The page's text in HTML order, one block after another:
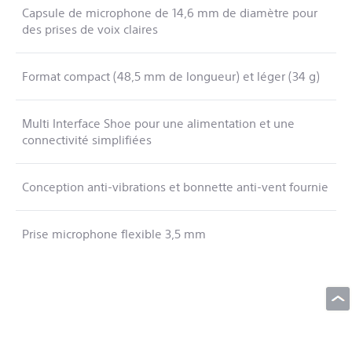
Capsule de microphone de 14,6 mm de diamètre pour
des prises de voix claires
Format compact (48,5 mm de longueur) et léger (34 g)
Multi Interface Shoe pour une alimentation et une
connectivité simplifiées
Conception anti-vibrations et bonnette anti-vent fournie
Prise microphone flexible 3,5 mm